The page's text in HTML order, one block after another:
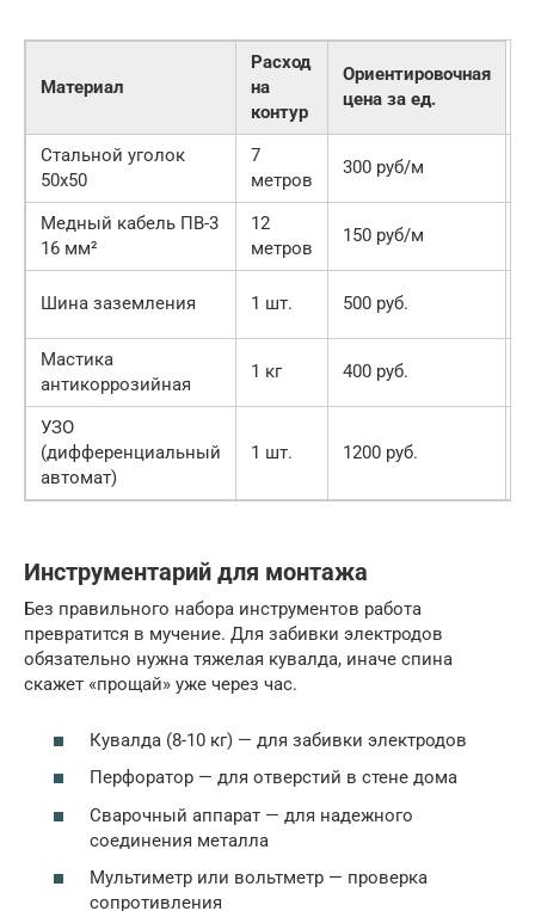
Материал
Расход
на
контур
Ориентировочная
цена за ед.
Стальной уголок
50х50
7
метров
300 руб/м
Медный кабель ПВ-3
16 мм²
12
метров
150 руб/м
Шина заземления 1 шт. 500 руб.
Мастика
антикоррозийная
1 кг 400 руб.
УЗО
(дифференциальный
автомат)
1 шт. 1200 руб.
Инструментарий для монтажа
Без правильного набора инструментов работа
превратится в мучение. Для забивки электродов
обязательно нужна тяжелая кувалда, иначе спина
скажет «прощай» уже через час.
Кувалда (8-10 кг) — для забивки электродов
Перфоратор — для отверстий в стене дома
Сварочный аппарат — для надежного
соединения металла
Мультиметр или вольтметр — проверка
сопротивления